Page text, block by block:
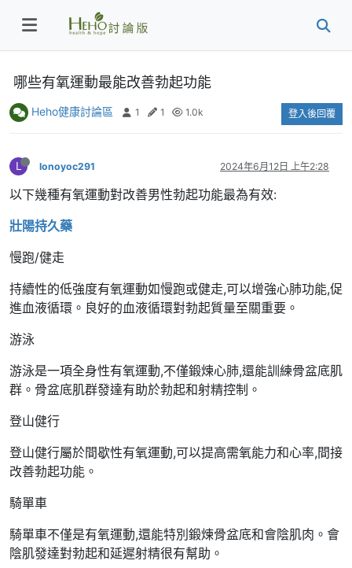
哪些有氧運動最能改善勃起功能
Heho健康討論區 1 1 1.0k 登入後回覆
L lonoyoc291 2024年6月12日 上午2:28
以下幾種有氧運動對改善男性勃起功能最為有效:
壯陽持久藥
慢跑/健走
持續性的低強度有氧運動如慢跑或健走,可以增強心肺功能,促
進血液循環。良好的血液循環對勃起質量至關重要。
游泳
游泳是一項全身性有氧運動,不僅鍛煉心肺,還能訓練骨盆底肌
群。骨盆底肌群發達有助於勃起和射精控制。
登山健行
登山健行屬於間歇性有氧運動,可以提高需氧能力和心率,間接
改善勃起功能。
騎單車
騎單車不僅是有氧運動,還能特別鍛煉骨盆底和會陰肌肉。會
陰肌發達對勃起和延遲射精很有幫助。